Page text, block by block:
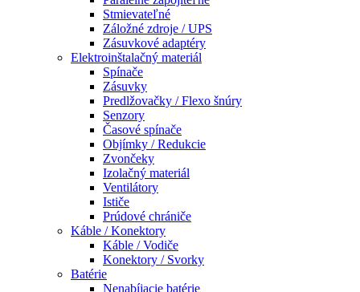
Stmievateľné
Záložné zdroje / UPS
Zásuvkové adaptéry
Elektroinštalačný materiál
Spínače
Zásuvky
Predlžovačky / Flexo šnúry
Senzory
Časové spínače
Objímky / Redukcie
Zvončeky
Izolačný materiál
Ventilátory
Ističe
Prúdové chrániče
Káble / Konektory
Káble / Vodiče
Konektory / Svorky
Batérie
Nenabíjacie batérie